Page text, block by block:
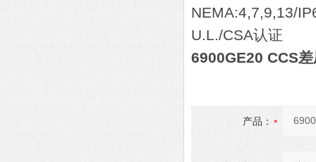
NEMA:4,7,9,13/
U.L./CSA认证
6900GE20 CCS
产品：